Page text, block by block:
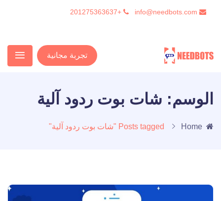
+201275363637
تجربة مجانية
الوسم: شات بوت ردود آلية
Home Posts tagged "شات بوت ردود آلية"